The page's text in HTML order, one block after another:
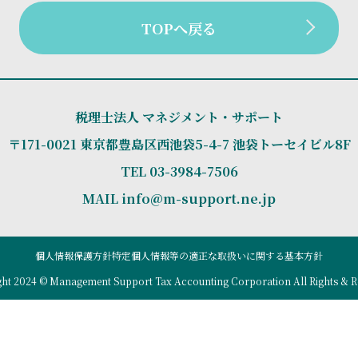
TOPへ戻る
税理士法人 マネジメント・サポート
〒171-0021 東京都豊島区西池袋5-4-7 池袋トーセイビル8F
TEL 03-3984-7506
MAIL info@m-support.ne.jp
個人情報保護方針特定個人情報等の適正な取扱いに関する基本方針
2024 © Management Support Tax Accounting Corporation All Rights &